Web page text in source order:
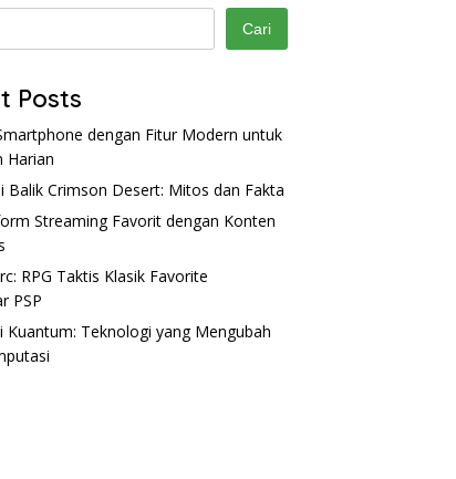
Cari
Posts
dengan Fitur Modern untuk
Harian
Balik Crimson Desert: Mitos dan Fakta
Streaming Favorit dengan Konten
RPG Taktis Klasik Favorite
PSP
Kuantum: Teknologi yang Mengubah